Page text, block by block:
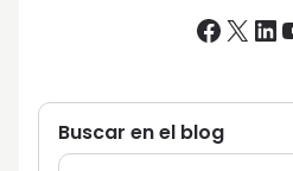
X
Buscar en el blog